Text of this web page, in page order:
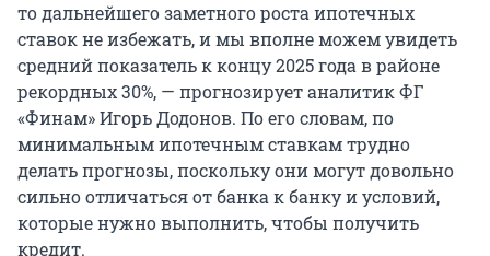
то дальнейшего заметного роста ипотечных
ставок не избежать, и мы вполне можем увидеть
средний показатель к концу 2025 года в районе
рекордных 30%, — прогнозирует аналитик ФГ
«Финам» Игорь Додонов. По его словам, по
минимальным ипотечным ставкам трудно
делать прогнозы, поскольку они могут довольно
сильно отличаться от банка к банку и условий,
которые нужно выполнить, чтобы получить
кредит.